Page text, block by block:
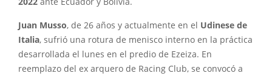
Juan Musso, de 26 años y actualmente en el Udinese de
Italia, sufrió una rotura de menisco interno en la práctica
desarrollada el lunes en el predio de Ezeiza. En
reemplazo del ex arquero de Racing Club, se convocó a